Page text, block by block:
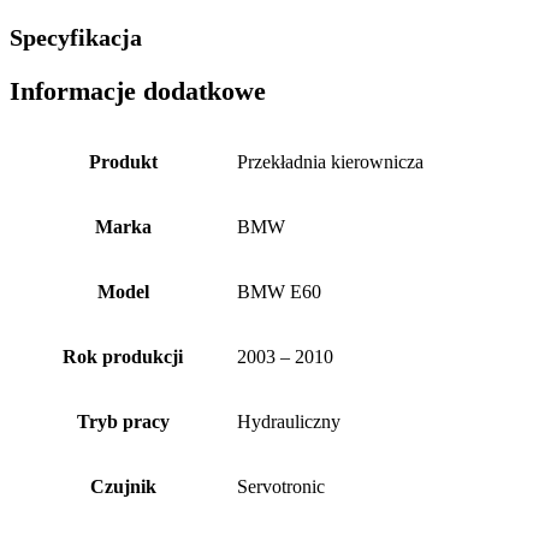
Specyfikacja
Informacje dodatkowe
Produkt Przekładnia kierownicza
Marka BMW
Model BMW E60
Rok produkcji 2003 – 2010
Tryb pracy Hydrauliczny
Czujnik Servotronic